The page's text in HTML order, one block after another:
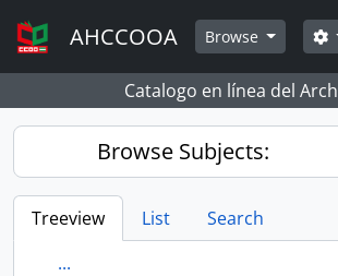
Skip to main content
AHCCOOA Browse
Catalogo en línea del
Browse Subjects:
Treeview List
Search
...